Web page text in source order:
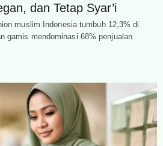
dan Tetap Syar’i
muslim Indonesia tumbuh 12,3% di
gamis mendominasi 68% penjualan